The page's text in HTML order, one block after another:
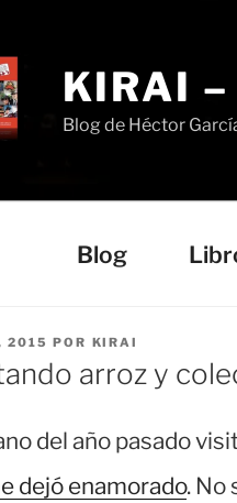
KIRAI –
Blog de Héctor
Blog
2015 POR KIRAI
arroz y
del año pasado
dejó enamorado. No